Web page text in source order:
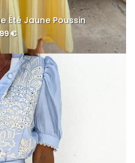
Été Jaune Poussin
€